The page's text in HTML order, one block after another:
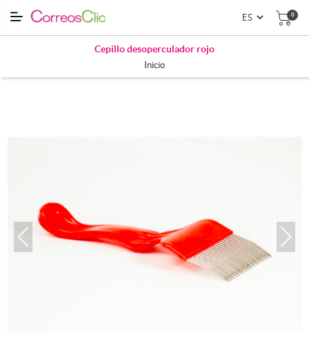
0
Cepillo desoperculador rojo
Inicio